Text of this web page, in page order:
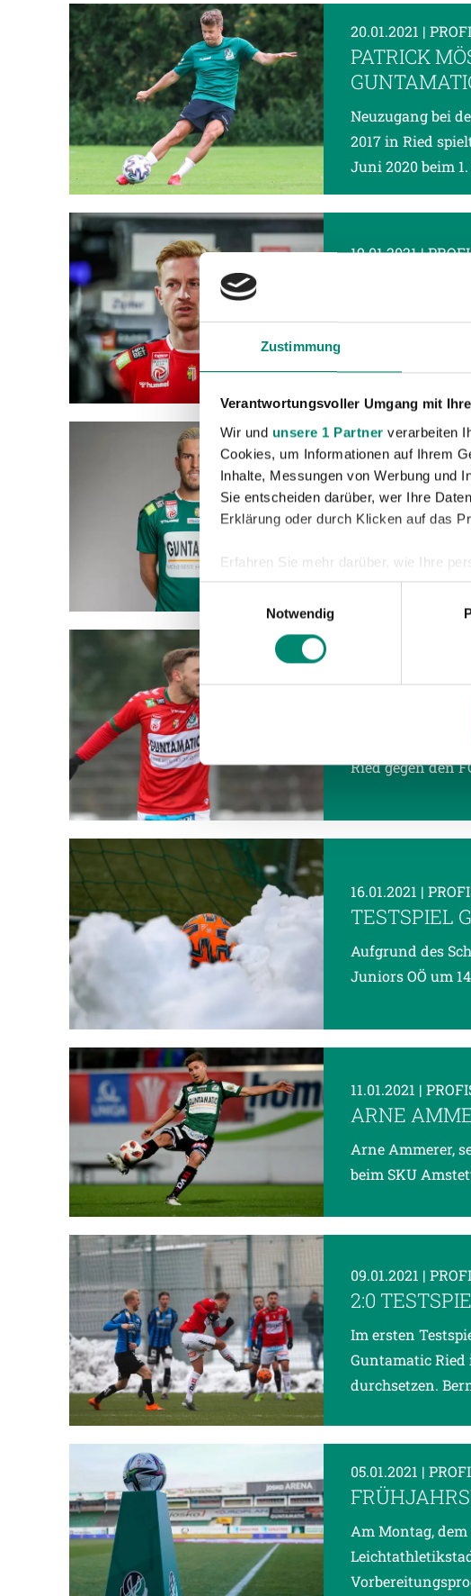
Zustimmung
Verantwortungsvoller Umgang mit
Wir und unsere 1 Partner verarbeiten
Cookies, um Informationen auf Ihrem
Inhalte, Messungen von Werbung und
Sie entscheiden darüber, wer Ihre
Erklärung oder durch Klicken auf das
Erfahren Sie mehr darüber, wie Ihre
Einzelheitenfest.
Wir verwenden Cookies, um Inhalte
und die Zugriffe auf unsere Website
Weitere Details, insbesondere zu
Notwendig
20.01.2021 |
PATRICK
Neuzugang bei
2017 in Ried
Juni 2020 beim
19.01.2021|
Samstag, dem
18.01.2021|
VERTRAG
Der Vertrag
Sánchez wurde
16.01.2021|
3:1
Im letzten Spiel
Ried gegen den
16.01.2021 |
TESTSPIEL
Aufgrund des
Juniors OÖ um
11.01.2021 |
ARNE
Arne Ammerer,
beim SKU
09.01.2021 |
2:0
Im ersten
Guntamatic Ried
durchsetzen.
05.01.2021 |
Am Montag,